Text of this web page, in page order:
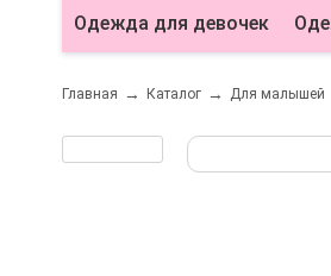
Одежда для девочек
Главная Каталог Для малышей